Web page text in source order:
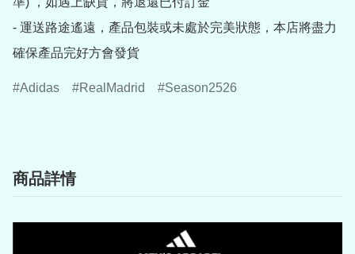
- 運送路途遙遠，產品包裝或未處於完美狀態，本店將盡力
確保產品完好方會發貨
Adidas RealMadrid Season2526
商品詳情